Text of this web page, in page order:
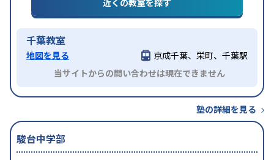
近くの教室を探す
千葉教室
地図を見る
京成千葉、栄町、千葉駅
当サイトからの問い合わせは現在できません
塾の詳細を見る
駿台中学部